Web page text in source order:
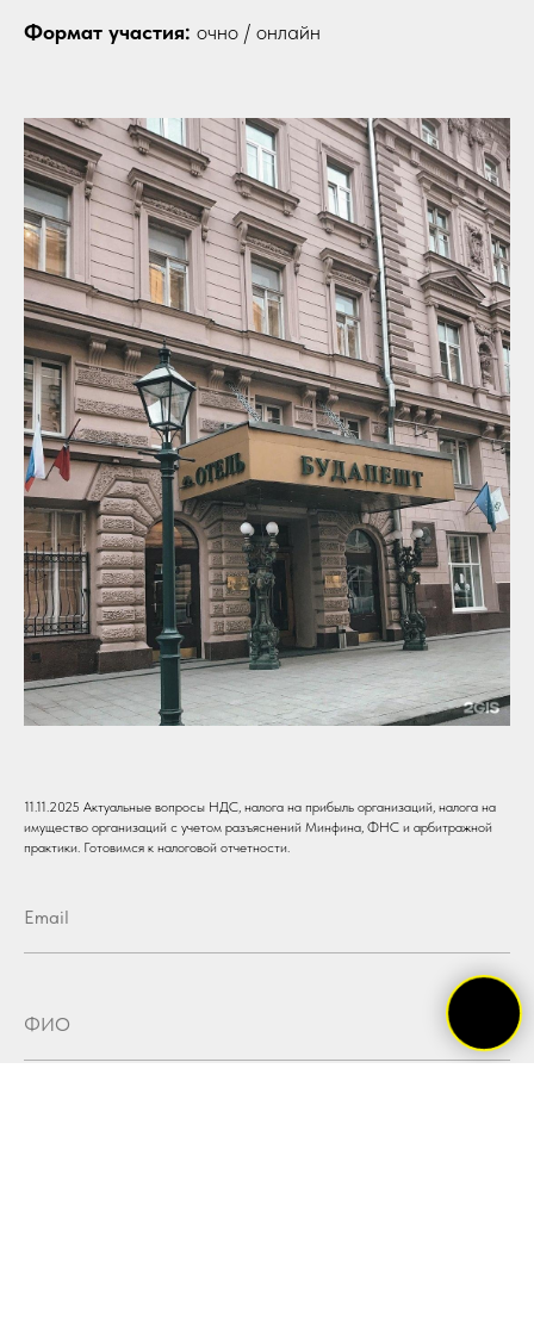
Формат участия: очно / онлайн
11.11.2025 Актуальные вопросы НДС, налога на прибыль организаций, налога на
имущество организаций с учетом разъяснений Минфина, ФНС и арбитражной
практики. Готовимся к налоговой отчетности.